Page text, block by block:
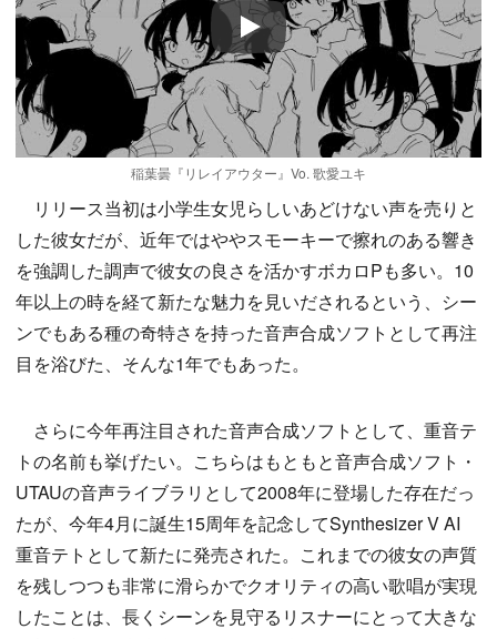
Play
稲葉曇『リレイアウター』Vo. 歌愛ユキ
リリース当初は小学生女児らしいあどけない声を売りと
した彼女だが、近年ではややスモーキーで擦れのある響き
を強調した調声で彼女の良さを活かすボカロPも多い。10
年以上の時を経て新たな魅力を見いだされるという、シー
ンでもある種の奇特さを持った音声合成ソフトとして再注
目を浴びた、そんな1年でもあった。
さらに今年再注目された音声合成ソフトとして、重音テ
トの名前も挙げたい。こちらはもともと音声合成ソフト・
UTAUの音声ライブラリとして2008年に登場した存在だっ
たが、今年4月に誕生15周年を記念してSynthesizer V AI
重音テトとして新たに発売された。これまでの彼女の声質
を残しつつも非常に滑らかでクオリティの高い歌唱が実現
したことは、長くシーンを見守るリスナーにとって大きな